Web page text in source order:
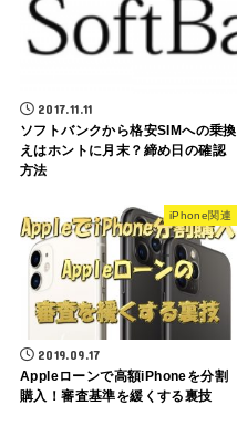
2017.11.11
ソフトバンクから格安SIMへの乗換
えはホントに月末？締め日の確認
方法
iPhone関連
2019.09.17
Appleローンで高額iPhoneを分割
購入！審査基準を緩くする裏技